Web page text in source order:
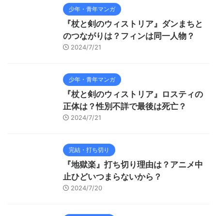
少年・青年マンガ
『杖と剣のウィストリア』ダンまちと
のつながりは？フィンは同一人物？
2024/7/21
少年・青年マンガ
『杖と剣のウィストリア』ロスティの
正体は？性別不詳で最後は死亡？
2024/7/21
完結・打ち切り
『地獄楽』打ち切り理由は？アニメ中
止ひどいつまらないから？
2024/7/20